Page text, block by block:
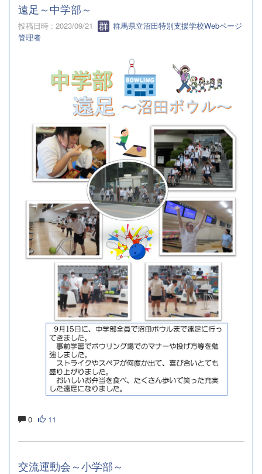
遠足～中学部～
投稿日時 : 2023/09/21
群馬県立沼田特別支援学校Webページ
管理者
0 11
交流運動会～小学部～